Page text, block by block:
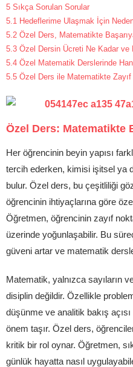
5 Sıkça Sorulan Sorular
5.1 Hedeflerime Ulaşmak İçin
5.2 Özel Ders, Matematikte
5.3 Özel Dersin Ücreti Ne Kadar ve
5.4 Özel Matematik Derslerinde
5.5 Özel Ders ile Matematikte
Özel Ders: Matematikte
Her öğrencinin beyin yapısı
tercih ederken, kimisi işitsel ya
bulur. Özel ders, bu çeşitliliği
öğrencinin ihtiyaçlarına göre
Öğretmen, öğrencinin zayıf
üzerinde yoğunlaşabilir. Bu
güveni artar ve matematik
Matematik, yalnızca sayıların
disiplin değildir. Özellikle
düşünme ve analitik bakış
önem taşır. Özel ders,
kritik bir rol oynar. Öğretmen,
günlük hayatta nasıl